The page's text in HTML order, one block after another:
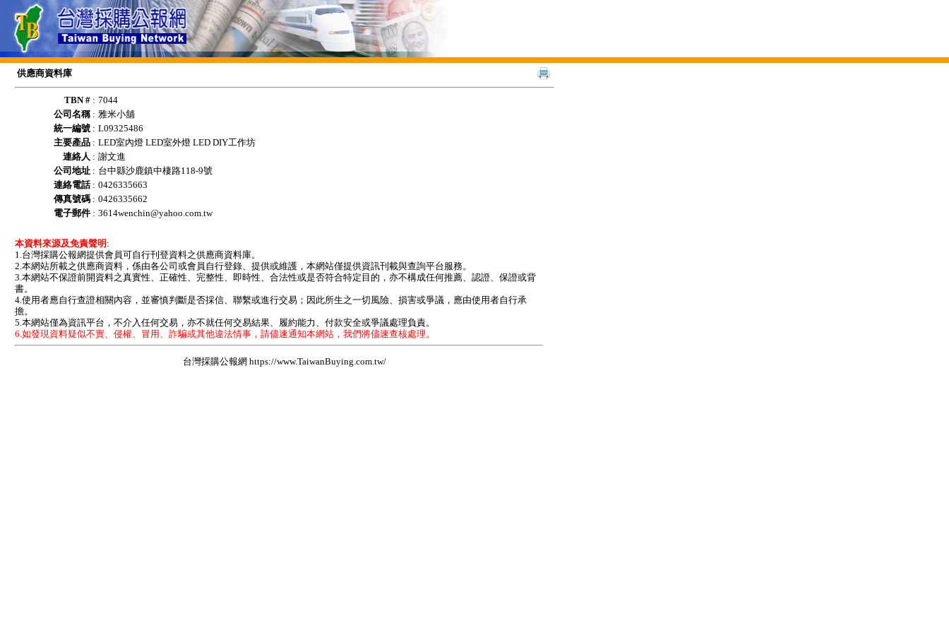
供應商資料庫
TBN # : 7044
公司名稱: 雅米小舖
統一編號 : L09325486
主要產品 : LED室內燈 LED室外燈 LED DIY工作坊
連絡人 : 謝文進
公司地址 : 台中縣沙鹿鎮中棲路118-9號
連絡電話: 0426335663
傳真號碼 : 0426335662
電子郵件 : 3614wenchin@yahoo.com.tw
本資料來源及免責聲明 :
1.台灣採購公報網提供會員可自行刊登資料之供應商資料庫。
2.本網站所載之供應商資料，係由各公司或會員自行登錄、提供或維護，本網站僅提供資訊刊載與查詢平台服務。
3.本網站不保證前開資料之真實性、正確性、完整性、即時性、合法性或是否符合特定目的，亦不構成任何推薦、認證、保證或背
書。
4.使用者應自行查證相關內容，並審慎判斷是否採信、聯繫或進行交易；因此所生之一切風險、損害或爭議，應由使用者自行承
擔。
5.本網站僅為資訊平台，不介入任何交易，亦不就任何交易結果、履約能力、付款安全或爭議處理負責。
6.如發現資料疑似不實、侵權、冒用、詐騙或其他違法情事，請儘速通知本網站，我們將儘速查核處理。
台灣採購公報網 https://www.TaiwanBuying.com.tw/